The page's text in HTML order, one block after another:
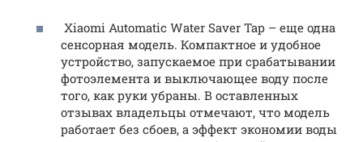
Xiaomi Automatic Water Saver Tap – еще одна
сенсорная модель. Компактное и удобное
устройство, запускаемое при срабатывании
фотоэлемента и выключающее воду после
того, как руки убраны. В оставленных
отзывах владельцы отмечают, что модель
работает без сбоев, а эффект экономии воды